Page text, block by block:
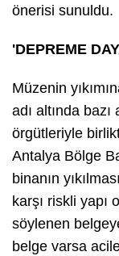
önerisi sunuldu.
'DEPREME
Müzenin
adı altında
örgütleriyle
Antalya Bölge
binanın
karşı riskli yapı
söylenen
belge varsa